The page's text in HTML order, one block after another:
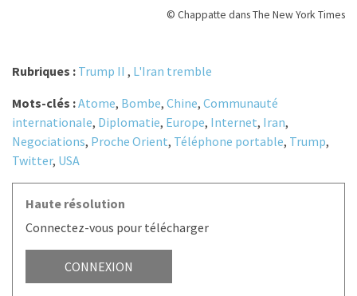
© Chappatte dans The New York Times
Rubriques : Trump II , L'Iran tremble
Mots-clés :Atome, Bombe, Chine, Communauté
internationale, Diplomatie, Europe, Internet, Iran,
Negociations, Proche Orient, Téléphone portable, Trump,
Twitter, USA
Haute résolution
Connectez-vous pour télécharger
CONNEXION